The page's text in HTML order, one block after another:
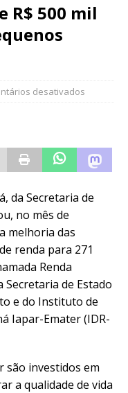
R$ 500 mil
desativados
da Secretaria de
no mês de
melhoria das
renda para 271
Renda
de Estado
e do Instituto de
Iapar-Emater (IDR-
são investidos em
a qualidade de vida